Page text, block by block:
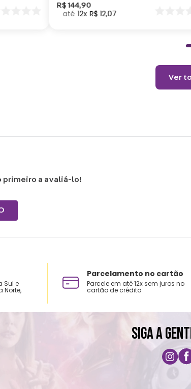
Como Treinar
seu Dragão
R$ 144,90
12 R$ 12,07
Ver
primeiro a avaliá-lo!
Sul e
Norte,
Parcelamento no cartão
Parcele em até 12x sem juros no
cartão de crédito
SIGA A